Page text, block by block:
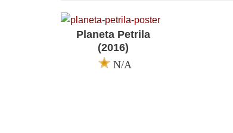
Planeta Petrila
(2016)
N/A